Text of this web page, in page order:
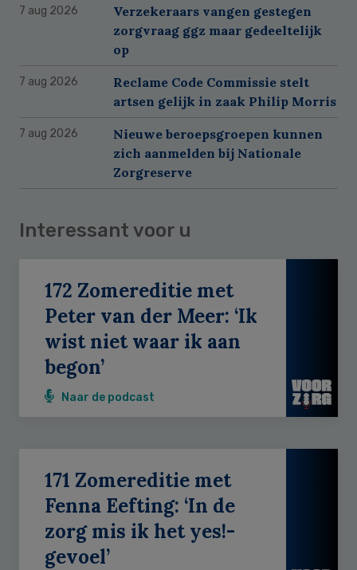
7 aug 2026
Verzekeraars vangen gestegen
zorgvraag ggz maar gedeeltelijk
op
7 aug 2026
Reclame Code Commissie stelt
artsen gelijk in zaak Philip Morris
7 aug 2026
Nieuwe beroepsgroepen kunnen
zich aanmelden bij Nationale
Zorgreserve
Interessant voor u
172 Zomereditie met
Peter van der Meer: ‘Ik
wist niet waar ik aan
begon’
Naar de podcast
171 Zomereditie met
Fenna Eefting: ‘In de
zorg mis ik het yes!-
gevoel’